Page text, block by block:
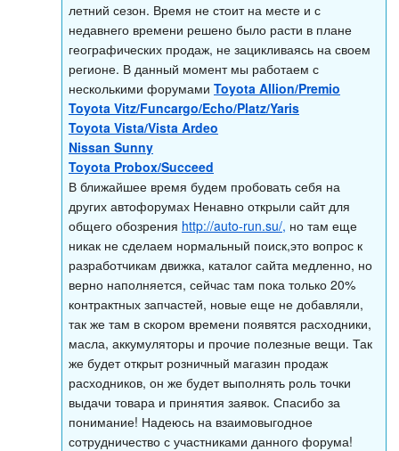
летний сезон. Время не стоит на месте и с
недавнего времени решено было расти в плане
географических продаж, не зацикливаясь на своем
регионе. В данный момент мы работаем с
несколькими форумами Toyota Allion/Premio
Toyota Vitz/Funcargo/Echo/Platz/Yaris
Toyota Vista/Vista Ardeo
Nissan Sunny
Toyota Probox/Succeed
В ближайшее время будем пробовать себя на
других автофорумах Ненавно открыли сайт для
общего обозрения http://auto-run.su/, но там еще
никак не сделаем нормальный поиск,это вопрос к
разработчикам движка, каталог сайта медленно, но
верно наполняется, сейчас там пока только 20%
контрактных запчастей, новые еще не добавляли,
так же там в скором времени появятся расходники,
масла, аккумуляторы и прочие полезные вещи. Так
же будет открыт розничный магазин продаж
расходников, он же будет выполнять роль точки
выдачи товара и принятия заявок. Спасибо за
понимание! Надеюсь на взаимовыгодное
сотрудничество с участниками данного форума!